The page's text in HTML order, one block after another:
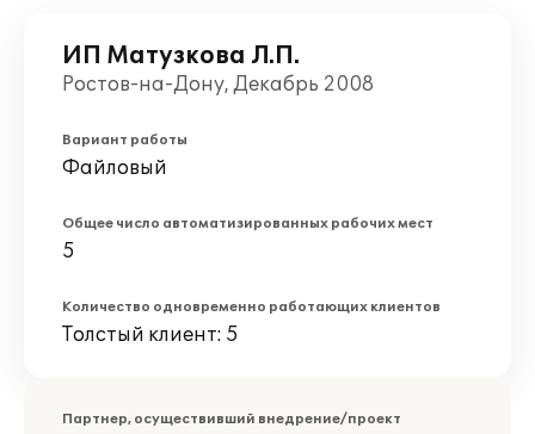
ИП Матузкова Л.П.
Ростов-на-Дону, Декабрь 2008
Вариант работы
Файловый
Общее число автоматизированных рабочих мест
5
Количество одновременно работающих клиентов
Толстый клиент: 5
Партнер, осуществивший внедрение/проект